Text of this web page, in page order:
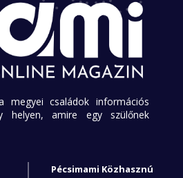
megyei családok információs
helyen, amire egy szülőnek
Pécsimami Közhasznú